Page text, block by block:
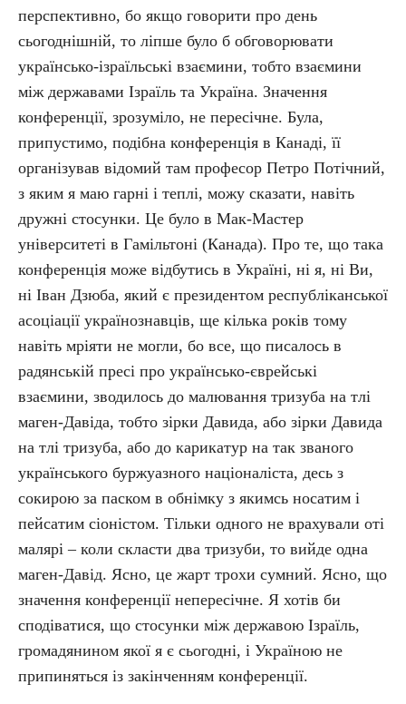
перспективно, бо якщо говорити про день
сьогоднішній, то ліпше було б обговорювати
українсько-ізраїльські взаємини, тобто взаємини
між державами Ізраїль та Україна. Значення
конференції, зрозуміло, не пересічне. Була,
припустимо, подібна конференція в Канаді, її
організував відомий там професор Петро Потічний,
з яким я маю гарні і теплі, можу сказати, навіть
дружні стосунки. Це було в Мак-Мастер
університеті в Гамільтоні (Канада). Про те, що така
конференція може відбутись в Україні, ні я, ні Ви,
ні Іван Дзюба, який є президентом республіканської
асоціації українознавців, ще кілька років тому
навіть мріяти не могли, бо вcе, що писалось в
радянській пресі про українсько-єврейські
взаємини, зводилось до малювання тризуба на тлі
маген-Давіда, тобто зірки Давида, або зірки Давида
на тлі тризуба, або до карикатур на так званого
українського буржуазного націоналіста, десь з
сокирою за паском в обнімку з якимсь носатим і
пейсатим сіоністом. Тільки одного не врахували оті
малярі – коли скласти два тризуби, то вийде одна
маген-Давід. Ясно, це жарт трохи сумний. Ясно, що
значення конференції непересічне. Я хотів би
сподіватися, що стосунки між державою Ізраїль,
громадянином якої я є сьогодні, і Україною не
припиняться із закінченням конференції.